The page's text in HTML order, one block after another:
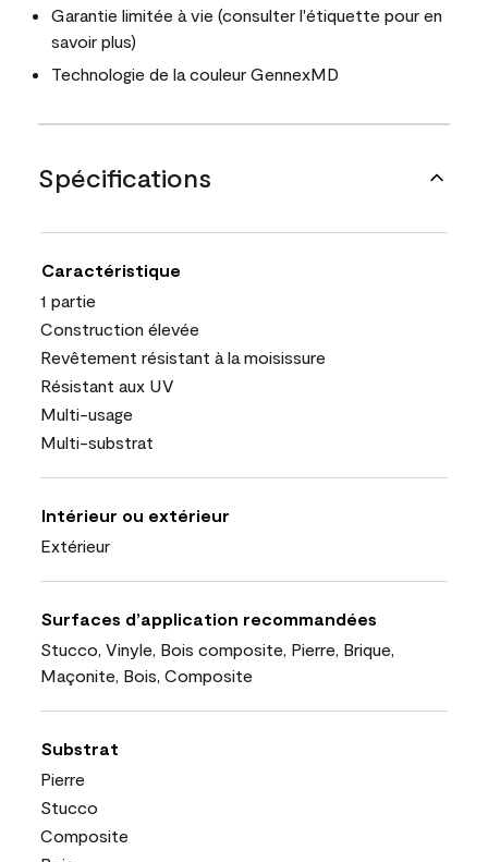
Garantie limitée à vie (consulter l'étiquette pour en
savoir plus)
Technologie de la couleur GennexMD
Spécifications
Caractéristique
1 partie
Construction élevée
Revêtement résistant à la moisissure
Résistant aux UV
Multi-usage
Multi-substrat
Intérieur ou extérieur
Extérieur
Surfaces d’application recommandées
Stucco, Vinyle, Bois composite, Pierre, Brique,
Maçonite, Bois, Composite
Substrat
Pierre
Stucco
Composite